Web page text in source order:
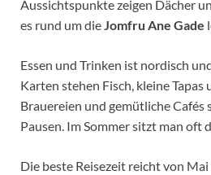
Aussichtspunkte zeigen Dächer
es rund um dieJomfru Ane Gade
Essen und Trinken ist nordisch
Karten stehen Fisch, kleine Tapas
Brauereien und gemütliche
Pausen. Im Sommer sitzt man oft
Die beste Reisezeit reicht von